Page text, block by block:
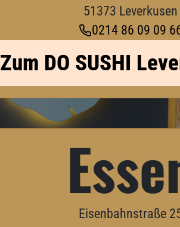
51373 Leverkusen
0214 86 09 09
Zum DO SUSHI
Eisenbahnstraße